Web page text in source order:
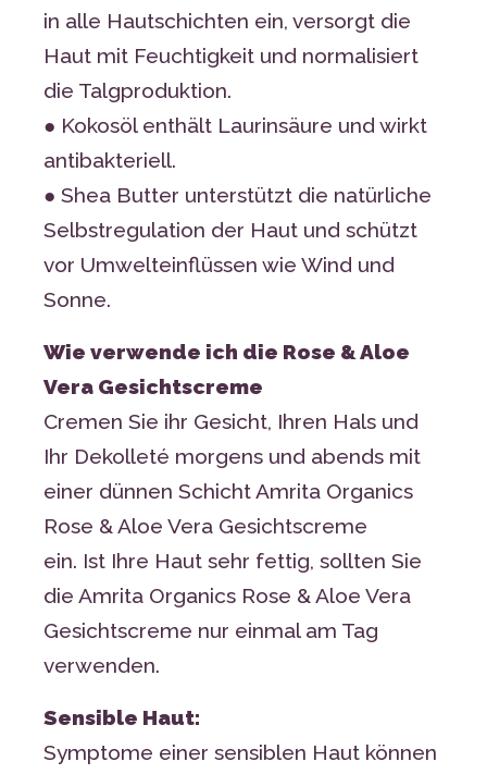
in alle Hautschichten ein, versorgt die
Haut mit Feuchtigkeit und normalisiert
die Talgproduktion.
● Kokosöl enthält Laurinsäure und wirkt
antibakteriell.
● Shea Butter unterstützt die natürliche
Selbstregulation der Haut und schützt
vor Umwelteinflüssen wie Wind und
Sonne.
Wie verwende ich die Rose & Aloe
Vera Gesichtscreme
Cremen Sie ihr Gesicht, Ihren Hals und
Ihr Dekolleté morgens und abends mit
einer dünnen Schicht Amrita Organics
Rose & Aloe Vera Gesichtscreme
ein. Ist Ihre Haut sehr fettig, sollten Sie
die Amrita Organics Rose & Aloe Vera
Gesichtscreme nur einmal am Tag
verwenden.
Sensible Haut:
Symptome einer sensiblen Haut können